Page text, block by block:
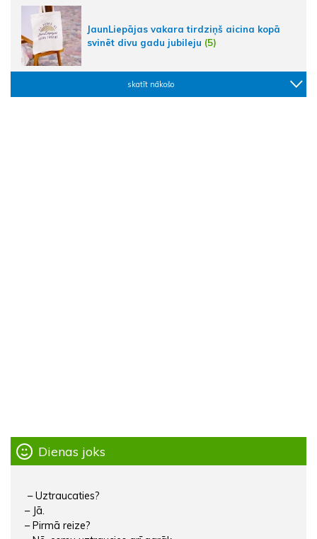
JaunLiepājas vakara tirdziņš aicina kopā
svinēt divu gadu jubileju (5)
skatīt nākošo
Dienas joks
– Uztraucaties?
– Jā.
– Pirmā reize?